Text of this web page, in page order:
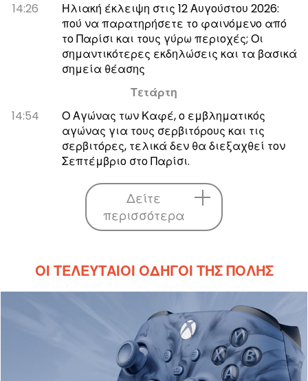
14:26
Ηλιακή έκλειψη στις 12 Αυγούστου 2026:
πού να παρατηρήσετε το φαινόμενο από
το Παρίσι και τους γύρω περιοχές; Οι
σημαντικότερες εκδηλώσεις και τα βασικά
σημεία θέασης
Τετάρτη
14:54
Ο Αγώνας των Καφέ, ο εμβληματικός
αγώνας για τους σερβιτόρους και τις
σερβιτόρες, τελικά δεν θα διεξαχθεί τον
Σεπτέμβριο στο Παρίσι.
Δείτε
περισσότερα
ΟΙ ΤΕΛΕΥΤΑΊΟΙ ΟΔΗΓΟΊ ΤΗΣ ΠΌΛΗΣ